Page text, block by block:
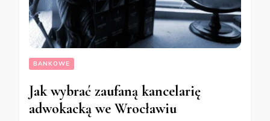
BANKOWE
Jak wybrać zaufaną kancelarię
adwokacką we Wrocławiu